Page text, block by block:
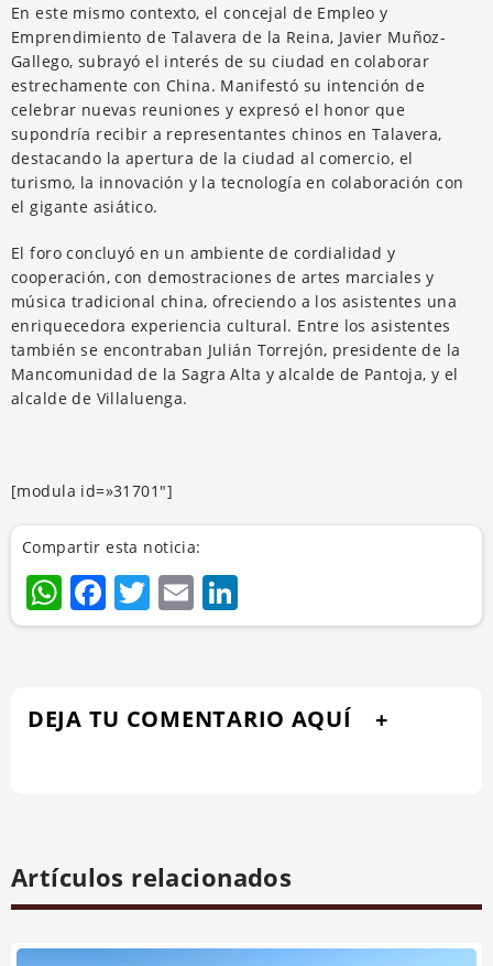
En este mismo contexto, el concejal de Empleo y
Emprendimiento de Talavera de la Reina, Javier Muñoz-
Gallego, subrayó el interés de su ciudad en colaborar
estrechamente con China. Manifestó su intención de
celebrar nuevas reuniones y expresó el honor que
supondría recibir a representantes chinos en Talavera,
destacando la apertura de la ciudad al comercio, el
turismo, la innovación y la tecnología en colaboración con
el gigante asiático.
El foro concluyó en un ambiente de cordialidad y
cooperación, con demostraciones de artes marciales y
música tradicional china, ofreciendo a los asistentes una
enriquecedora experiencia cultural. Entre los asistentes
también se encontraban Julián Torrejón, presidente de la
Mancomunidad de la Sagra Alta y alcalde de Pantoja, y el
alcalde de Villaluenga.
[modula id=»31701″]
Compartir esta noticia:
WhatsApp
Facebook
Twitter
Email
DEJA TU COMENTARIO AQUÍ
Artículos relacionados